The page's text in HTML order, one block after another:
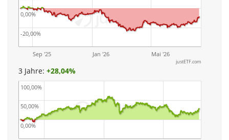
Sep '25 Jan '26 Mai '26
-20,00%
0,00%
justETF.com
3 Jahre: +28,04%
0,00%
50,00%
100,00%